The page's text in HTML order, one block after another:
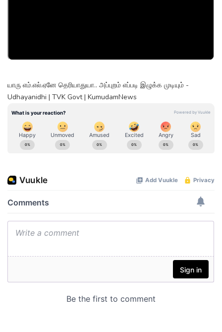
யாரு எம்.எல்.ஏனே தெரியாதுயா.. அப்புறம் எப்படி இழுக்க முடியும் -
Udhayanidhi | TVK Govt | KumudamNews